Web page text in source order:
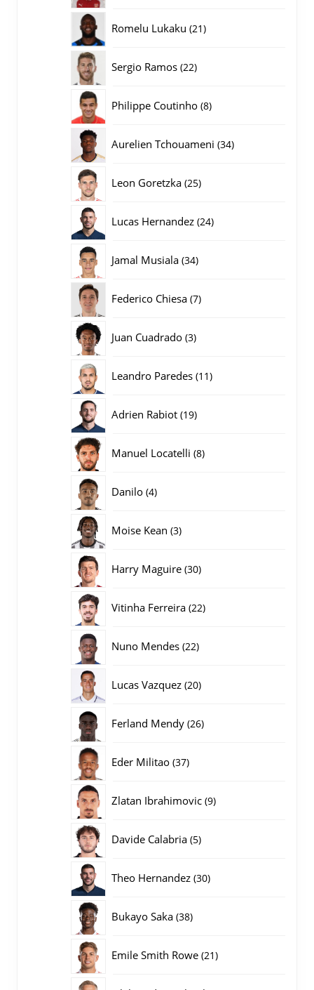
Romelu Lukaku 2121
Sergio Ramos 2222
Philippe Coutinho 88
Aurelien Tchouameni 3434
Leon Goretzka 2525
Lucas Hernandez 2424
Jamal Musiala 3434
Federico Chiesa 77
Juan Cuadrado 33
Leandro Paredes 1111
Adrien Rabiot 1919
Manuel Locatelli 88
Danilo 44
Moise Kean 33
Harry Maguire 3030
Vitinha Ferreira 2222
Nuno Mendes 2222
Lucas Vazquez 2020
Ferland Mendy 2626
Eder Militao 3737
Zlatan Ibrahimovic 99
Davide Calabria 55
Theo Hernandez 3030
Bukayo Saka 3838
Emile Smith Rowe 2121